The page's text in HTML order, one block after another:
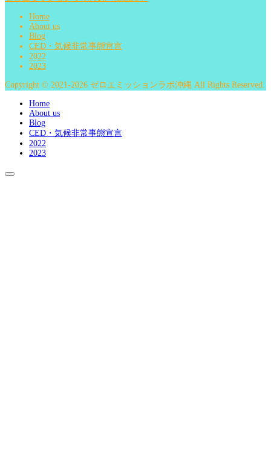
Home
About us
Blog
CED・気候非常事態宣言
2022
2023
Copyright © 2021-2026 ゼロエミッションラボ沖縄 All Rights Reserved.
Home
About us
Blog
CED・気候非常事態宣言
2022
2023